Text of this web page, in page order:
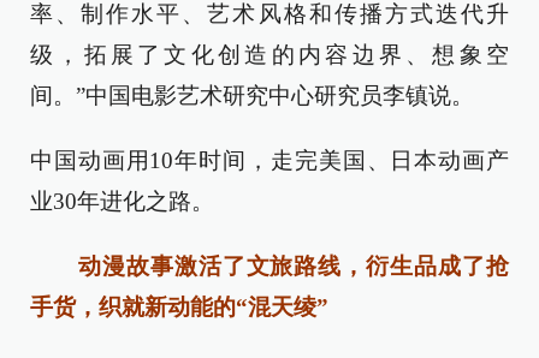
率、制作水平、艺术风格和传播方式迭代升
级，拓展了文化创造的内容边界、想象空
间。”中国电影艺术研究中心研究员李镇说。
中国动画用10年时间，走完美国、日本动画产
业30年进化之路。
动漫故事激活了文旅路线，衍生品成了抢
手货，织就新动能的“混天绫”